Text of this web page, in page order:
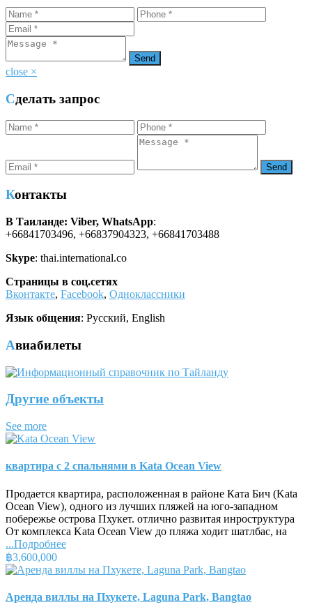
close ×
Сделать запрос
Контакты
В Таиланде: Viber, WhatsApp:
+66841703496, +66837904323, +66841703488
Skype: thai.international.co
Страницы в соц.сетях
Вконтакте, Facebook, Одноклассники
Язык общения: Русский, English
Авиабилеты
Другие объекты
See more
квартира с 2 спальнями в Kata Ocean View
Продается квартира, расположенная в районе Ката Бич (Kata
Ocean View), одного из лучших пляжей на юго-западном
побережье острова Пхукет. отлично развитая инроструктура
От комплекса Kata Ocean View до пляжа ходит шатлбас, на
...Подробнее
฿3,600,000
Аренда виллы на Пхукете, Laguna Park, Bangtao